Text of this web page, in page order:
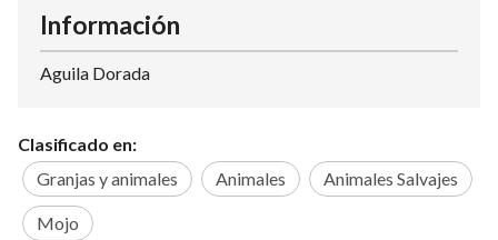
Información
Aguila Dorada
Clasificado en:
Granjas y animales
Animales Animales Salvajes
Mojo